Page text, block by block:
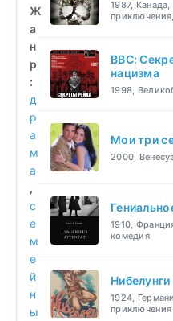
Ж
а
н
р
:
д
р
а
м
а
,
с
е
м
е
й
н
ы
1987,
BBC:
нацизма
1998,
Мои три
2000,
1910,
комедия
Нибелунги
1924,
приключения